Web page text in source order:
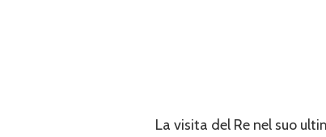
La visita del Re nel suo